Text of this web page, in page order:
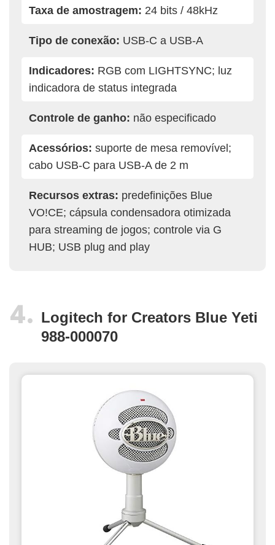
Taxa de amostragem: 24 bits / 48kHz
Tipo de conexão: USB-C a USB-A
Indicadores: RGB com LIGHTSYNC; luz
indicadora de status integrada
Controle de ganho: não especificado
Acessórios: suporte de mesa removível;
cabo USB-C para USB-A de 2 m
Recursos extras: predefinições Blue
VO!CE; cápsula condensadora otimizada
para streaming de jogos; controle via G
HUB; USB plug and play
Logitech for Creators Blue Yeti
988-000070